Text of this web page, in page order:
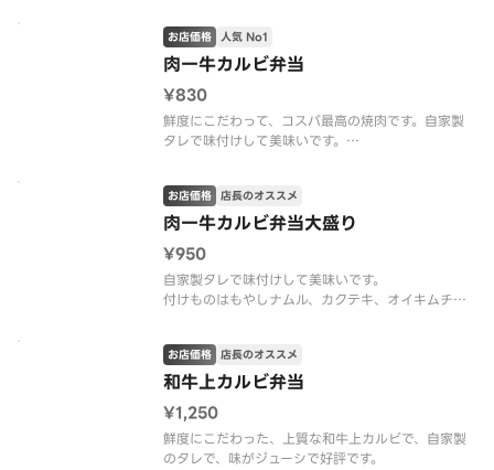
楽しめます。
肉一牛カルビ弁当
お店価格 人気 No1
¥830
鮮度にこだわって、コスパ最高の焼肉です。自家製
タレで味付けして美味いです。
白菜キムチなどお肉に合う付けもので至福の一品を
楽しめます。
肉一牛カルビ弁当大盛り
お店価格 店長のオススメ
¥950
自家製タレで味付けして美味いです。
付けものはもやしナムル、カクテキ、オイキムチ、
楽しめます。
和牛上カルビ弁当
お店価格 店長のオススメ
¥1,250
鮮度にこだわった、上質な和牛上カルビで、自家製
のタレで、味がジューシで好評です。